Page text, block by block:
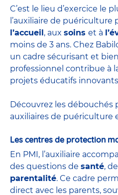
C’est le lieu d’exercice le
l’auxiliaire de
l’accueil , aux soins et à
moins de 3 ans. Chez
un cadre sécurisant et
professionnel contribue à
projets éducatifs
Découvrez les débouchés
auxiliaires de puériculture
Les centres de protection
En PMI, l’auxiliaire
des questions de santé, de
parentalité. Ce cadre
direct avec les parents,